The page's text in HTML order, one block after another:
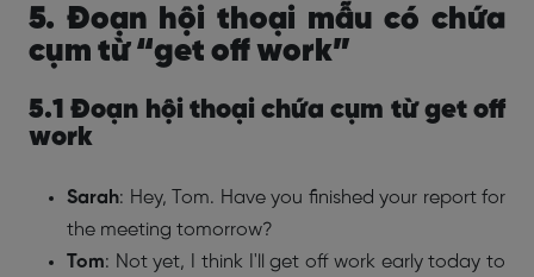
5. Đoạn hội thoại mẫu có chứa
cụm từ “get off work”
5.1 Đoạn hội thoại chứa cụm từ get off
work
Sarah: Hey, Tom. Have you finished your report for
the meeting tomorrow?
Tom: Not yet, I think I'll get off work early today to